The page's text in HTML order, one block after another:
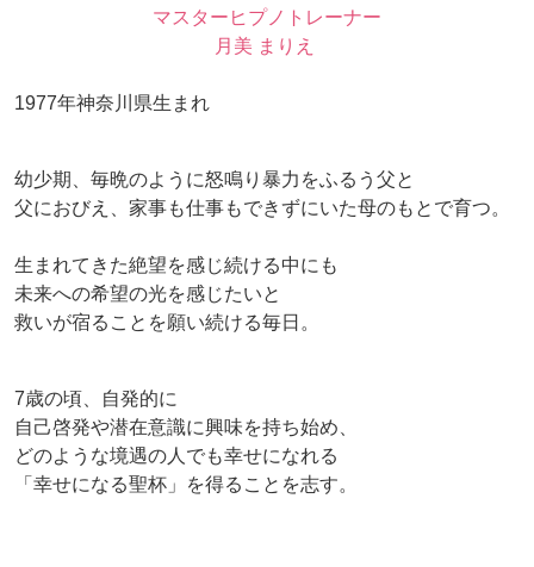
マスターヒプノトレーナー
月美 まりえ
1977年神奈川県生まれ
幼少期、毎晩のように怒鳴り暴力をふるう父と
父におびえ、家事も仕事もできずにいた母のもとで育つ。
生まれてきた絶望を感じ続ける中にも
未来への希望の光を感じたいと
救いが宿ることを願い続ける毎日。
7歳の頃、自発的に
自己啓発や潜在意識に興味を持ち始め、
どのような境遇の人でも幸せになれる
「幸せになる聖杯」を得ることを志す。